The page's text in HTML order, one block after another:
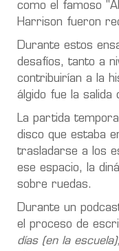
como el famoso
Harrison fueron
Durante estos
desafíos, tanto a
contribuirían a la
álgido fue la salida
La partida
disco que estaba
trasladarse a los
ese espacio, la
sobre ruedas.
Durante un
el proceso de
días (en la